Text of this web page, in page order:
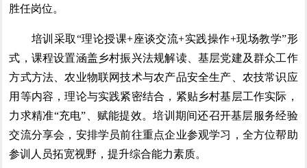
胜任岗位。
培训采取“理论授课+座谈交流+实践操作+现场教学”形
式，课程设置涵盖乡村振兴法规解读、基层党建及群众工作
方式方法、农业物联网技术与农产品安全生产、农技常识应
用等内容，理论与实践紧密结合，紧贴乡村基层工作实际，
力求精准“充电”、赋能提效。培训期间还召开基层服务经验
交流分享会，安排学员前往重点企业参观学习，全方位帮助
参训人员拓宽视野，提升综合能力素质。